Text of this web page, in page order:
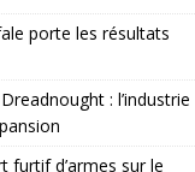
porte les résultats
: l’industrie
furtif d’armes sur le